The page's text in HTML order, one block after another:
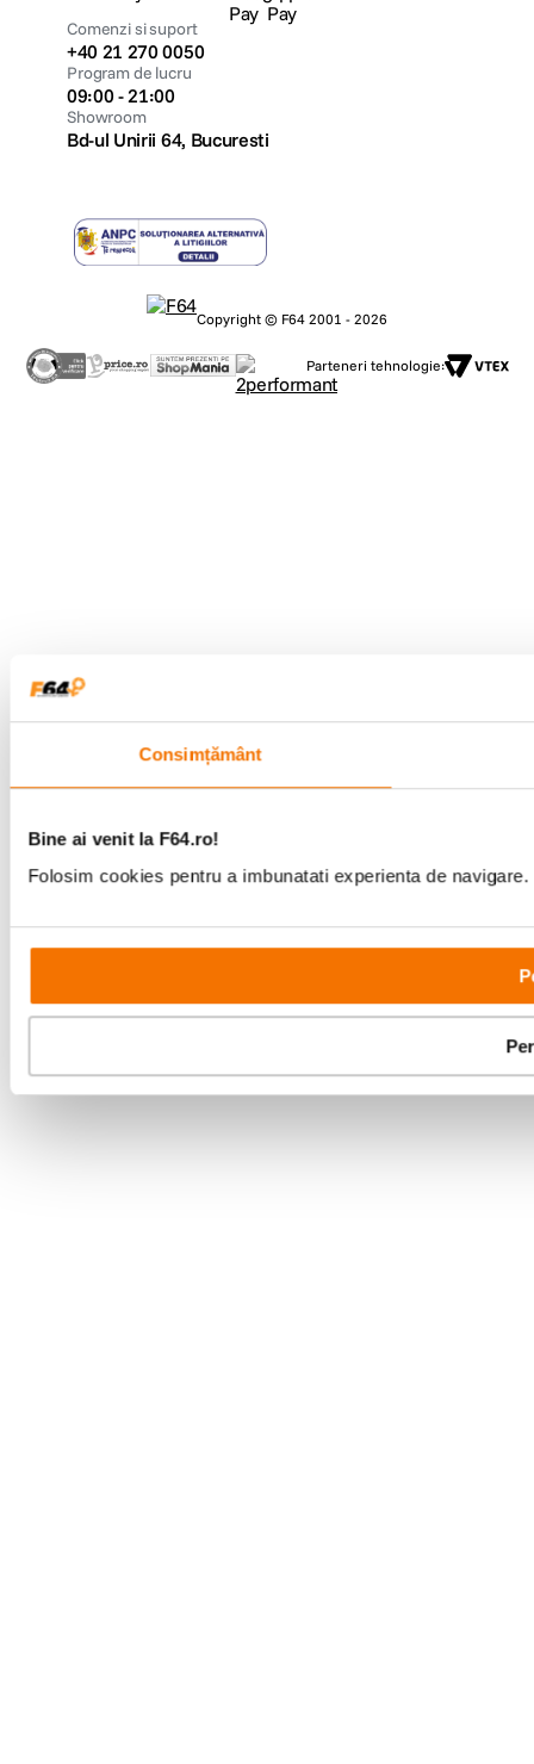
Consimțământ
Bine ai venit la F64.ro!
Folosim cookies pentru a imbunatati experienta de
Comenzi si suport
+40 21 270 0050
Program de lucru
09:00 - 21:00
Showroom
Bd-ul Unirii 64, Bucuresti
Copyright © F64 2001 - 2026
Parteneri tehnologie: